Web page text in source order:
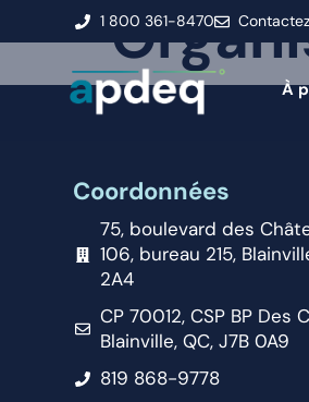
1 800 361-8470
À
Coordonnées
75, boulevard des
106, bureau 215,
2A4
CP 70012, CSP BP Des
Blainville, QC, J7B 0A9
819 868-9778